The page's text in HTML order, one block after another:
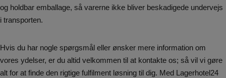
og holdbar emballage, så varerne ikke bliver beskadigede undervejs
i transporten.
Hvis du har nogle spørgsmål eller ønsker mere information om
vores ydelser, er du altid velkommen til at kontakte os; så vil vi gøre
alt for at finde den rigtige fulfilment løsning til dig. Med Lagerhotel24